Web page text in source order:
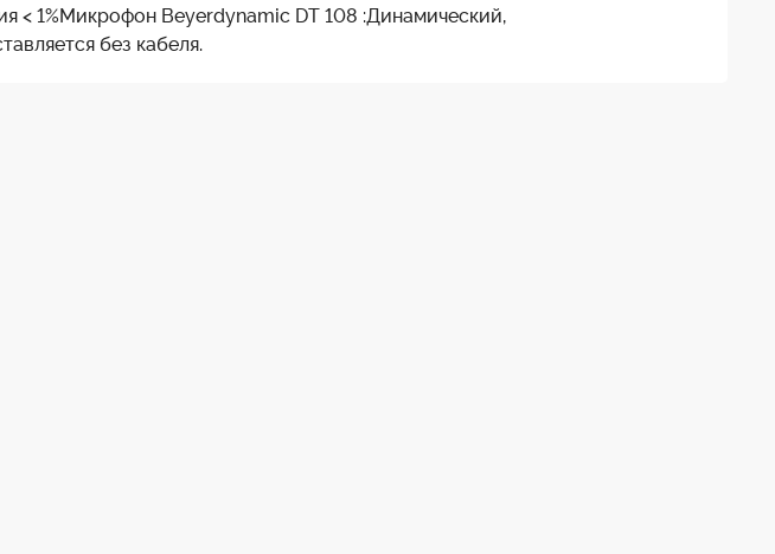
< 1%Микрофон Beyerdynamic DT 108 :Динамический,
без кабеля.